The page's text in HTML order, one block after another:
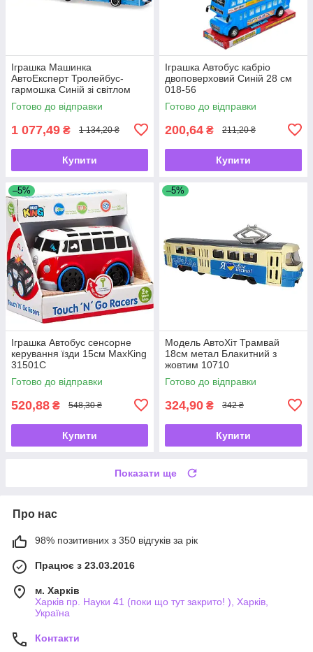
Іграшка Машинка
АвтоЕксперт Тролейбус-
гармошка Синій зі світлом
двері відкриваються 40 см
26487
Готово до відправки
1 077,49 ₴ 1 134,20 ₴
Купити
Іграшка Автобус кабріо
двоповерховий Синій 28 см
018-56
Готово до відправки
200,64 ₴ 211,20 ₴
Купити
–5%
Іграшка Автобус сенсорне
керування їзди 15см MaxKing
31501C
Готово до відправки
520,88 ₴ 548,30 ₴
Купити
–5%
Модель АвтоХіт Трамвай
18см метал Блакитний з
жовтим 10710
Готово до відправки
324,90 ₴ 342 ₴
Купити
Показати ще
Про нас
98% позитивних з 350 відгуків за рік
Працює з 23.03.2016
м. Харків
Харків пр. Науки 41 (поки що тут закрито! ), Харків,
Україна
Контакти